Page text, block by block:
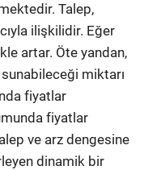
Talep,
ilişkilidir. Eğer
artar. Öte yandan,
miktarı
fiyatlar
fiyatlar
ve arz dengesine
dinamik bir